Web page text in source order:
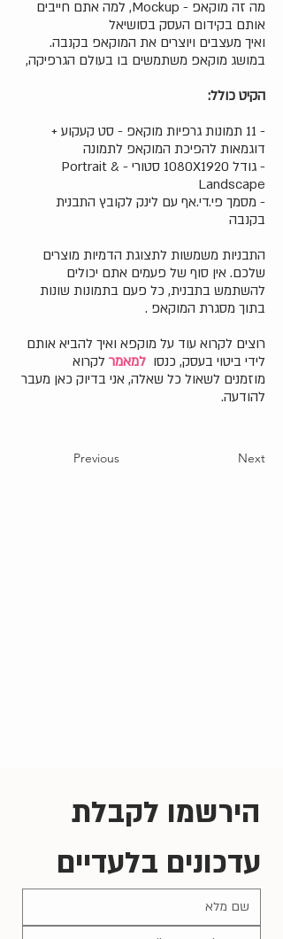
מה זה מוקאפ - Mockup, למה אתם חייבים
אותם בקידום העסק בסושיאל
ואיך מעצבים ויוצרים את המוקאפ בקנבה.
במושג מוקאפ משתמשים בו בעולם הגרפיקה,
הקיט כולל:
- 11 תמונות גרפיות מוקאפ - סט קעקוע +
דוגמאות להפיכת המוקאפ לתמונה
- גודל 1080X1920 סטורי - Portrait &
Landscape
- מסמך פי.די.אף עם לינק לקובץ התבנית
בקנבה
התבניות משמשות לתצוגת הדמיות מוצרים
שלכם. אין סוף של פעמים אתם יכולים
להשתמש בתבנית, כל פעם בתמונות שונות
בתוך מסגרת המוקאפ .
רוצים לקרוא עוד על מוקפא ואיך להביא אותם
לידי ביטוי בעסק, כנסו למאמר לקרוא
מוזמנים לשאול כל שאלה, אני בדיוק כאן מעבר
להודעה.
Next
Previous
עדכונים בלעדיים